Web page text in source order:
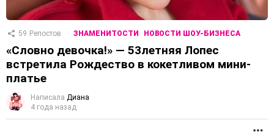
59 Репостов ЗНАМЕНИТОСТИ НОВОСТИ ШОУ-БИЗНЕСА
«Словно девочка!» — 53летняя Лопес
встретила Рождество в кокетливом мини-
платье
Написала Диана
4 года назад